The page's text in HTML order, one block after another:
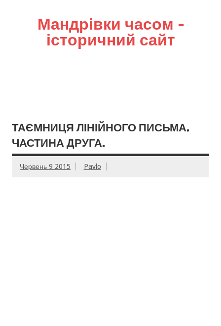
Мандрівки часом –
історичний сайт
ТАЄМНИЦЯ ЛІНІЙНОГО ПИСЬМА.
ЧАСТИНА ДРУГА.
Червень 9 2015 Pavlo